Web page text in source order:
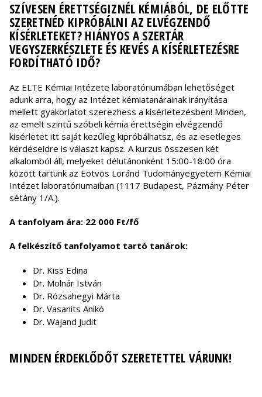
SZÍVESEN ÉRETTSÉGIZNÉL KÉMIÁBÓL, DE ELŐTTE
SZERETNÉD KIPRÓBÁLNI AZ ELVÉGZENDŐ
KÍSÉRLETEKET? HIÁNYOS A SZERTÁR
VEGYSZERKÉSZLETE ÉS KEVÉS A KÍSÉRLETEZÉSRE
FORDÍTHATÓ IDŐ?
Az ELTE Kémiai Intézete laboratóriumában lehetőséget
adunk arra, hogy az Intézet kémiatanárainak irányítása
mellett gyakorlatot szerezhess a kísérletezésben! Minden,
az emelt szintű szóbeli kémia érettségin elvégzendő
kísérletet itt saját kezűleg kipróbálhatsz, és az esetleges
kérdéseidre is választ kapsz. A kurzus összesen két
alkalomból áll, melyeket délutánonként 15:00-18:00 óra
között tartunk az Eötvös Loránd Tudományegyetem Kémiai
Intézet laboratóriumaiban (1117 Budapest, Pázmány Péter
sétány 1/A.).
A tanfolyam ára: 22 000 Ft/fő
A felkészítő tanfolyamot tartó tanárok:
Dr. Kiss Edina
Dr. Molnár István
Dr. Rózsahegyi Márta
Dr. Vasanits Anikó
Dr. Wajand Judit
MINDEN ÉRDEKLŐDŐT SZERETETTEL VÁRUNK!